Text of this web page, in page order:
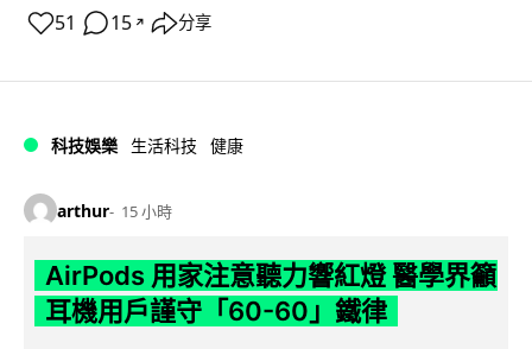
51 15 ↗ 分享
科技娛樂 生活科技 健康
arthur 15 小時
AirPods 用家注意聽力響紅燈 醫學界籲
耳機用戶謹守「60-60」鐵律